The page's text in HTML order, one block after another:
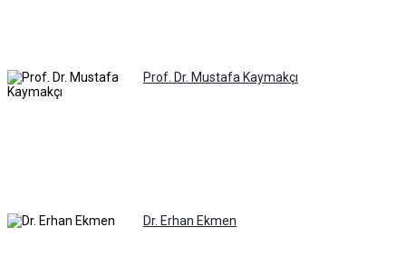
Prof. Dr. Mustafa Kaymakçı
Dr. Erhan Ekmen